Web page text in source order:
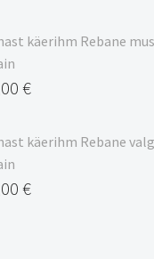
käerihm Rebane
€
käerihm Rebane
€